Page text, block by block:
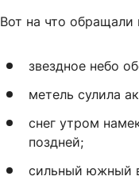
Вот на что обращали
звездное небо
метель сулила
снег утром
поздней;
сильный южный